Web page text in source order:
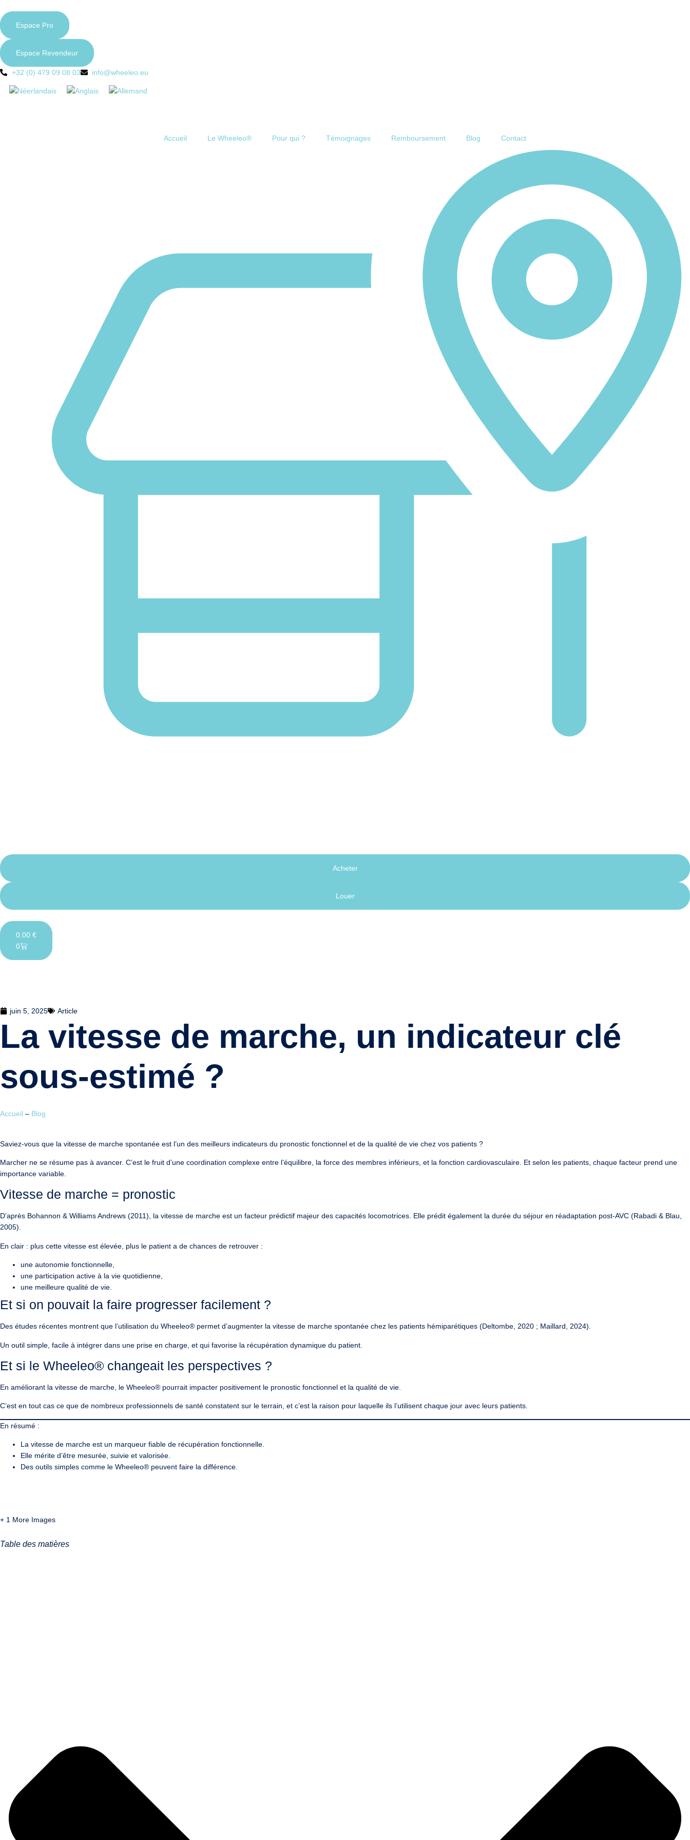
Espace Pro
Espace Revendeur
+32 (0) 479 09 08 03 info@wheeleo.eu
Accueil Le Wheeleo® Pour qui ? Témoignages Remboursement Blog Contact
Acheter
Louer
0.00 €
0
juin 5, 2025 Article
La vitesse de marche, un indicateur clé
sous-estimé ?
Accueil – Blog
Saviez-vous que la vitesse de marche spontanée est l’un des meilleurs indicateurs du pronostic fonctionnel et de la qualité de vie chez vos patients ?
Marcher ne se résume pas à avancer. C’est le fruit d’une coordination complexe entre l’équilibre, la force des membres inférieurs, et la fonction cardiovasculaire. Et selon les patients, chaque facteur prend une
importance variable.
Vitesse de marche = pronostic
D’après Bohannon & Williams Andrews (2011), la vitesse de marche est un facteur prédictif majeur des capacités locomotrices. Elle prédit également la durée du séjour en réadaptation post-AVC (Rabadi & Blau,
2005).
En clair : plus cette vitesse est élevée , plus le patient a de chances de retrouver :
une autonomie fonctionnelle,
une participation active à la vie quotidienne,
une meilleure qualité de vie.
Et si on pouvait la faire progresser facilement ?
Des études récentes montrent que l’utilisation du Wheeleo® permet d’augmenter la vitesse de marche spontanée chez les patients hémiparétiques (Deltombe, 2020 ; Maillard, 2024).
Un outil simple, facile à intégrer dans une prise en charge, et qui favorise la récupération dynamique du patient.
Et si le Wheeleo® changeait les perspectives ?
En améliorant la vitesse de marche, le Wheeleo® pourrait impacter positivement le pronostic fonctionnel et la qualité de vie
C’est en tout cas ce que de nombreux professionnels de santé constatent sur le terrain, et c’est la raison pour laquelle ils l’utilisent chaque jour avec leurs patients.
En résumé :
La vitesse de marche est un marqueur fiable de récupération fonctionnelle.
Elle mérite d’être mesurée, suivie et valorisée.
Des outils simples comme le Wheeleo® peuvent faire la différence.
+ 1 More Images
Table des matières